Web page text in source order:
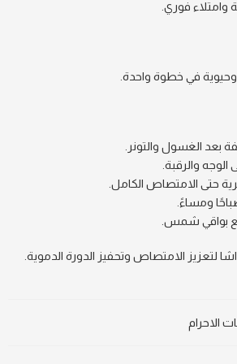
وامتلاء فوري.
وحيوية في خطوة واحدة.
بعد الغسول والتونر.
والرقبة.
حتى الامتصاص الكامل.
ومساءً.
بواقي شمس.
لتعزيز الامتصاص وتحفيز الدورة الدموية.
الاحرام